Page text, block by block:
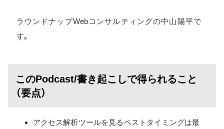
ラウンドナップWebコンサルティングの中山陽平で
す。
このPodcast/書き起こしで得られること
（要点）
アクセス解析ツールを見るベストタイミングは最